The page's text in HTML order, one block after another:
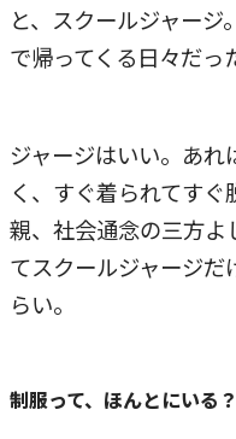
と、スクールジャージ
で帰ってくる日々だっ
ジャージはいい。あ
く、すぐ着られてすぐ
親、社会通念の三方よ
てスクールジャージだ
らい。
制服って、ほんとにいる？